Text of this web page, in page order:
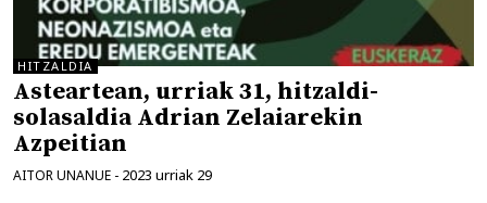
HITZALDIA
Asteartean, urriak 31, hitzaldi-
solasaldia Adrian Zelaiarekin
Azpeitian
AITOR UNANUE - 2023 urriak 29